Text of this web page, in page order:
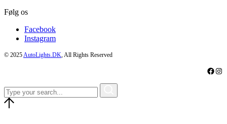
Følg os
Facebook
Instagram
© 2025AutoLights.DK, All Rights Reserved